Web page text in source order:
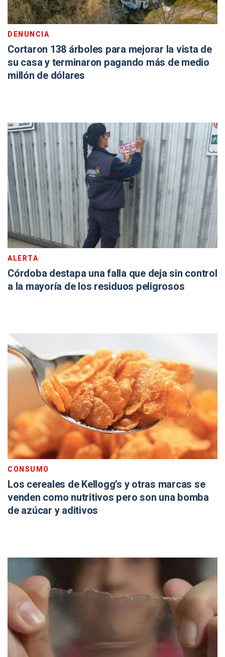
DENUNCIA
Cortaron 138 árboles para mejorar la vista de
su casa y terminaron pagando más de medio
millón de dólares
ALERTA
Córdoba destapa una falla que deja sin control
a la mayoría de los residuos peligrosos
CONSUMO
Los cereales de Kellogg’s y otras marcas se
venden como nutritivos pero son una bomba
de azúcar y aditivos